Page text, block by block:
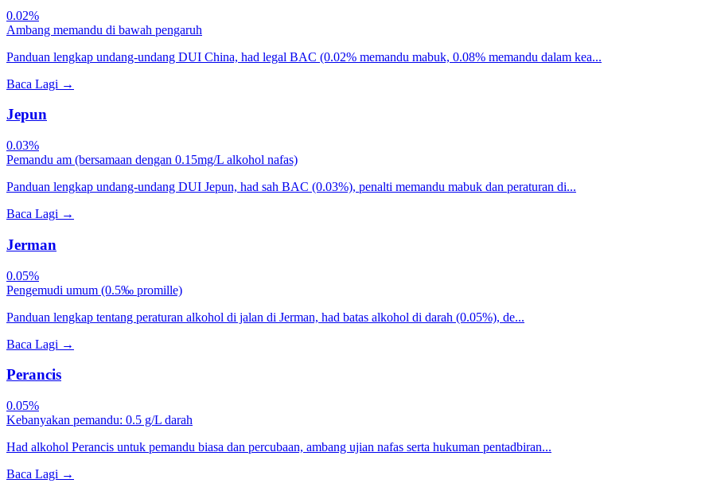
0.02%
Ambang memandu di bawah pengaruh
Panduan lengkap undang-undang DUI China, had legal BAC (0.02% memandu mabuk, 0.08% memandu dalam kea...
Baca Lagi →
Jepun
0.03%
Pemandu am (bersamaan dengan 0.15mg/L alkohol nafas)
Panduan lengkap undang-undang DUI Jepun, had sah BAC (0.03%), penalti memandu mabuk dan peraturan di...
Baca Lagi →
Jerman
0.05%
Pengemudi umum (0.5‰ promille)
Panduan lengkap tentang peraturan alkohol di jalan di Jerman, had batas alkohol di darah (0.05%), de...
Baca Lagi →
Perancis
0.05%
Kebanyakan pemandu: 0.5 g/L darah
Had alkohol Perancis untuk pemandu biasa dan percubaan, ambang ujian nafas serta hukuman pentadbiran...
Baca Lagi →